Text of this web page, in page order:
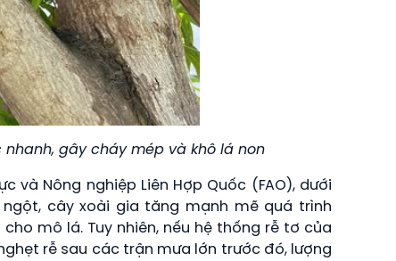
gây cháy mép và khô lá non
và Nông nghiệp Liên Hợp Quốc (FAO), dưới
cây xoài gia tăng mạnh mẽ quá trình
mô lá. Tuy nhiên, nếu hệ thống rễ tơ của
rễ sau các trận mưa lớn trước đó, lượng